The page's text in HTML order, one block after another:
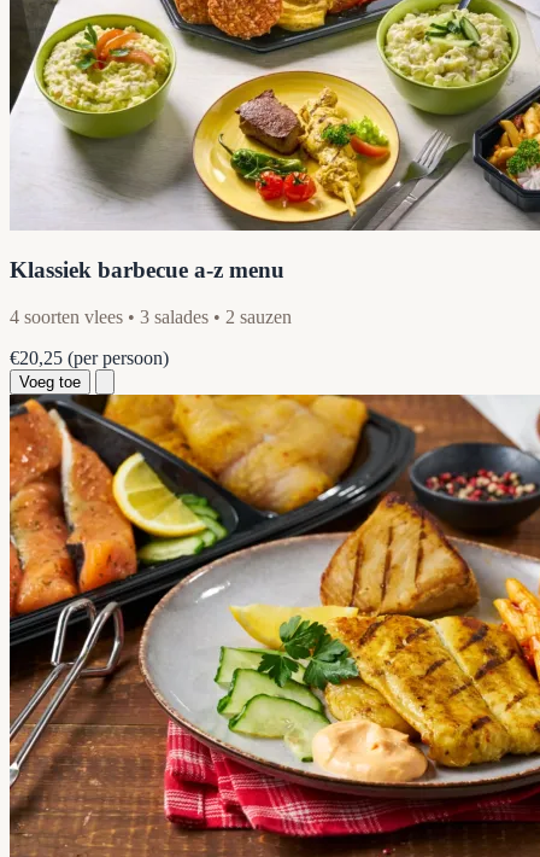
Klassiek barbecue a-z menu
4 soorten vlees • 3 salades • 2 sauzen
€20,25 (per persoon)
Voeg toe